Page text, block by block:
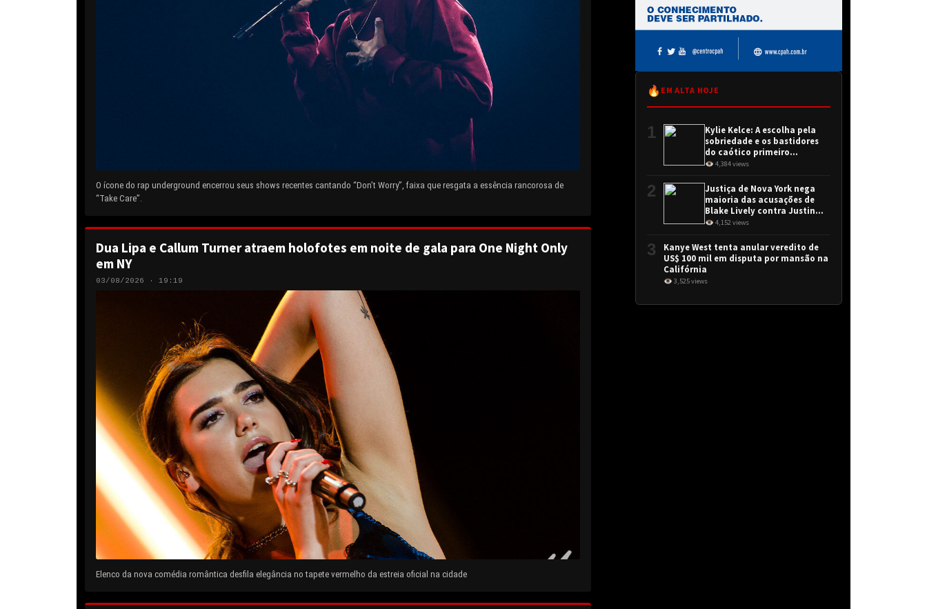
O ícone do rap underground encerrou seus shows recentes cantando “Don’t Worry”, faixa que resgata a essência rancorosa de
“Take Care”.
Dua Lipa e Callum Turner atraem holofotes em noite de gala para One Night Only
em NY
03/08/2026 · 19:19
Elenco da nova comédia romântica desfila elegância no tapete vermelho da estreia oficial na cidade
🔥 EM ALTA HOJE
1
Kylie Kelce: A escolha pela
sobriedade e os bastidores
do caótico primeiro
encontro
👁 4,384 views
2
Justiça de Nova York nega
maioria das acusações de
Blake Lively contra Justin
Baldoni
👁 4,152 views
3
Kanye West tenta anular veredito de
US$ 100 mil em disputa por mansão na
Califórnia
👁 3,525 views